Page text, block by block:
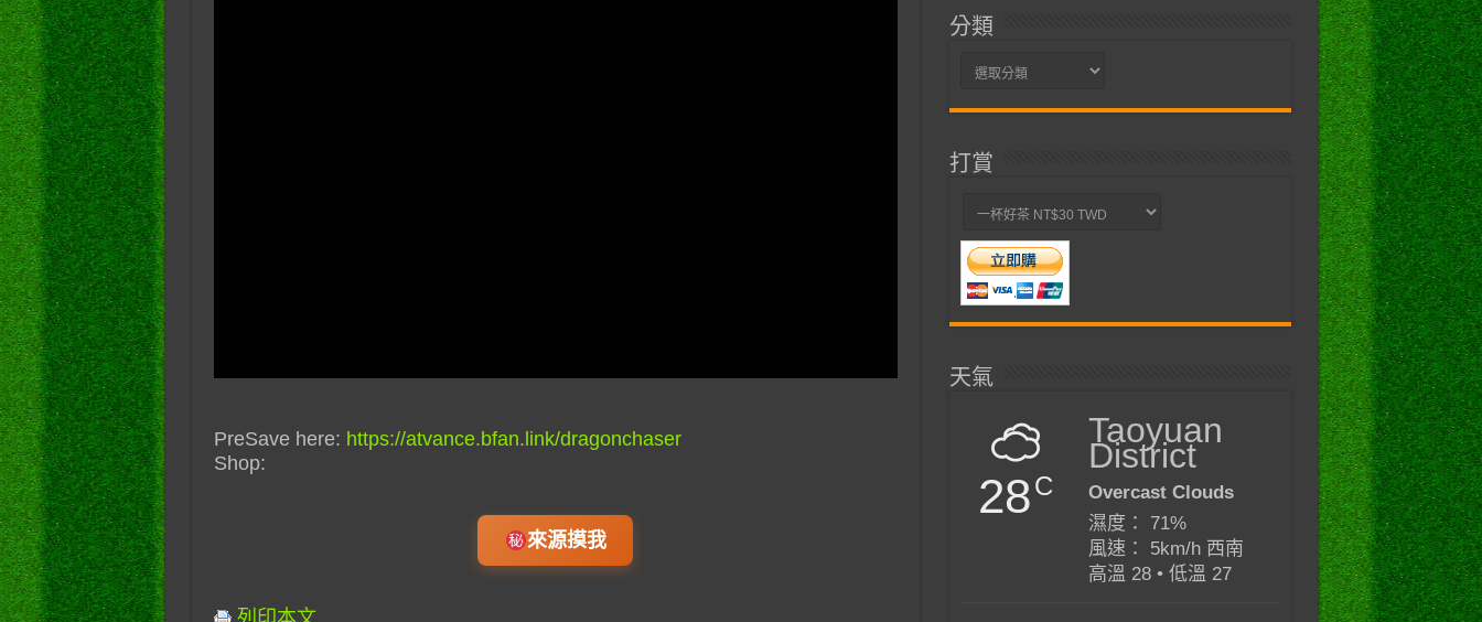
PreSave here: https://atvance.bfan.link/dragonchaser
Shop:
來源摸我
列印本文
分類
分
打賞
天氣
28C
Taoyuan
District
Overcast Clouds
濕度： 71%
風速： 5km/h 西南
高溫 28 • 低溫 27